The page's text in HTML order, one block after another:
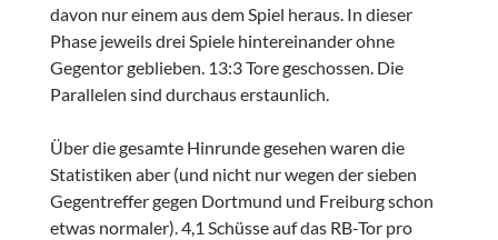
davon nur einem aus dem Spiel heraus. In dieser
Phase jeweils drei Spiele hintereinander ohne
Gegentor geblieben. 13:3 Tore geschossen. Die
Parallelen sind durchaus erstaunlich.
Über die gesamte Hinrunde gesehen waren die
Statistiken aber (und nicht nur wegen der sieben
Gegentreffer gegen Dortmund und Freiburg schon
etwas normaler). 4,1 Schüsse auf das RB-Tor pro